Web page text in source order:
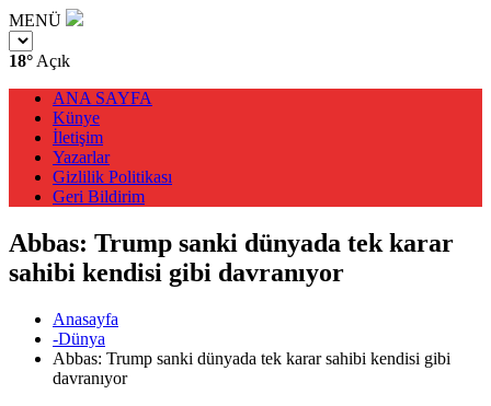
MENÜ
18° Açık
ANA SAYFA
Künye
İletişim
Yazarlar
Gizlilik Politikası
Geri Bildirim
Abbas: Trump sanki dünyada tek karar
sahibi kendisi gibi davranıyor
Anasayfa
-Dünya
Abbas: Trump sanki dünyada tek karar sahibi kendisi gibi
davranıyor